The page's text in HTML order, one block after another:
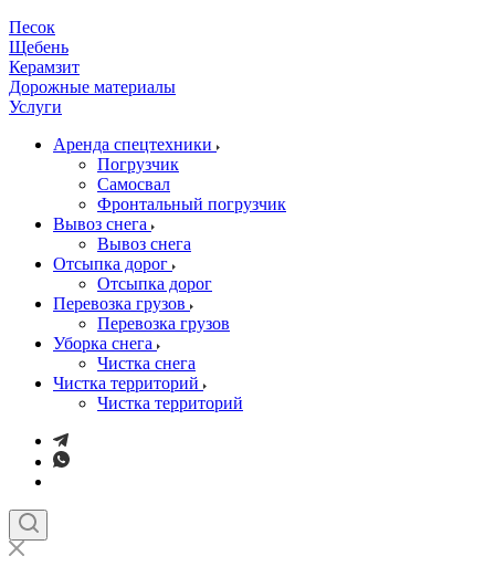
Песок
Щебень
Керамзит
Дорожные материалы
Услуги
Аренда спецтехники
Погрузчик
Самосвал
Фронтальный погрузчик
Вывоз снега
Вывоз снега
Отсыпка дорог
Отсыпка дорог
Перевозка грузов
Перевозка грузов
Уборка снега
Чистка снега
Чистка территорий
Чистка территорий